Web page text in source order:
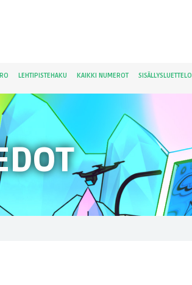
LEHTIPISTEHAKU KAIKKI NUMEROT SISÄLLYSLUETTELO